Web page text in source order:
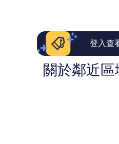
價
評
價
登入查
關於鄰近區